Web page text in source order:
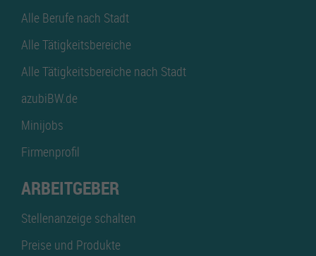
Alle Berufe nach Stadt
Alle Tätigkeitsbereiche
Alle Tätigkeitsbereiche nach Stadt
azubiBW.de
Minijobs
Firmenprofil
ARBEITGEBER
Stellenanzeige schalten
Preise und Produkte